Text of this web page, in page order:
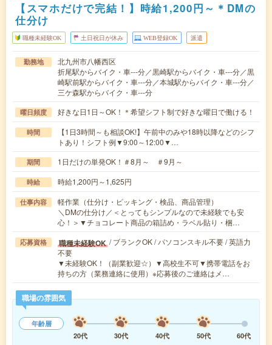
【スマホだけで完結！】時給1,200円～＊DMの
仕分け
職種未経験OK 土日祝日が休み WEB登録OK 派遣
勤務地
北九州市八幡西区
折尾駅からバイク・車---分／黒崎駅からバイク・車---分／黒
崎駅前駅からバイク・車---分／本城駅からバイク・車---分／
三ケ森駅からバイク・車---分
曜日頻度 好きな日1日～OK！＊希望シフト制で好きな曜日で働ける！
時間
【1日3時間～も相談OK!】午前中のみや18時以降などのシフ
トあり！シフト例▼9:00～12:00▼…
期間 1日だけの単発OK！＃8月～ ＃9月～
時給 時給1,200円～1,625円
仕事内容
軽作業（仕分け・ピッキング・検品、商品管理）
＼DMの仕分け／＜とってもシンプルなので未経験でも安
心！＞▼チョコレート商品の箱詰め・ラベル貼り・梱…
応募資格 職種未経験OK / ブランクOK / パソコンスキル不要 / 英語力
不要
▼未経験OK！（副業歓迎☆）▼高校生不可▼携帯電話をお
持ちの方（業務連絡に使用）※応募後のご連絡はメ…
職場の雰囲気
年齢層
20代
30代 40代 50代
60代